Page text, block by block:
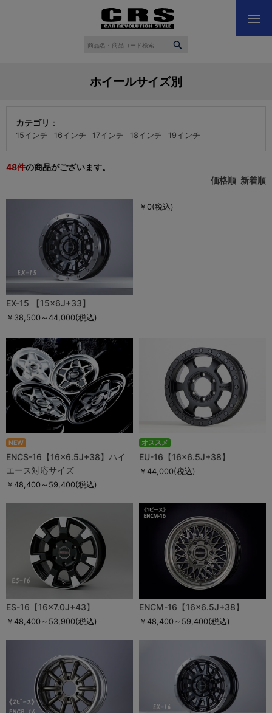
ホイールサイズ別
カテゴリ ：
15インチ 16インチ 17インチ 18インチ 19インチ
48件の商品がございます。
価格順 新着順
EX-15 【15×6J+33】
￥38,500～44,000(税込)
￥0(税込)
NEW
ENCS-16【16×6.5J+38】ハイ
エース対応サイズ
￥48,400～59,400(税込)
オススメ
EU-16【16×6.5J+38】
￥44,000(税込)
ES-16【16×7.0J+43】
￥48,400～53,900(税込)
ENCM-16【16×6.5J+38】
￥48,400～59,400(税込)